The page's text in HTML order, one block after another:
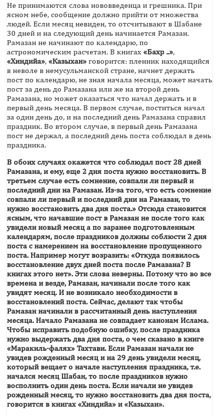
Не принимаются слова нововведенца и грешника. При
ясном небе, сообщение должно прийти от множества
людей. Если месяц невиден, то отсчитывают в Шабане
30 дней и на следующий день начинается Рамазан.
Рамазан не начинают по календарю, по
астрономическим расчетам. В книгах «Бахр ..»,
«Хиндийа», «Казыхан» говорится: пленник находящийся
в неволе в немусульманской стране, начнет держать
пост по календарю, не зная начала месяца, может начать
пост за день до Рамазана или же на второй день
Рамазана, но может оказаться что начал держать и в
первый день месяца. В первом случае, поститься начал
за один день до, и на последний день Рамазана справил
праздник. Во втором случае, в первый день Рамазана
пост не держал, а последний день поста соблюдал в день
праздника.
В обоих случаях окажется что соблюдал пост 28 дней
Рамазана, и ему, еще 2 дня поста нужно восстановить. В
третьем случае есть сомнение, совпали ли первый и
последний дни на Рамазан. Из-за того, что есть сомнение
совпали ли первый и последний дни на Рамазан, то
нужно восстановить два дня поста.» Отсюда становится
ясным, что начавшие пост в Рамазан не после того как
увидели новый месяц а по заранее подготовленным
календарям, после праздников должны соблюсти 2 дня
поста с намерением на восстановление пропущенного
поста. Например могут возразить: «Откуда появилось
восстановление двух дней поста после Рамазана? В
книгах этого нет». Эти слова неверны. Потому что во все
времена и везде, Рамазан, начинали после того как
увидят месяц. И не возникало необходимости в
восстановлений поста. Сейчас, делают так чтобы
Рамазан начинали в рассчитанный день наступления
месяца. Начало Рамазана не совпадает канонам Ислама.
Чтобы исправить подобную ошибку, после праздника
нужно выдержать два дня поста, о чем сказано в книге
«Маракиль-фалях» Тахтави. Если Рамазан начали не
увидев рожденный месяц и на 29 день увидели месяц,
который вещает о начале наступления праздника, т.е.
начался месяц Шабан, то после праздников нужно
восполнить один день поста. Если начали не увидев
рожденный месяц, то нужно восстановить два дня поста,
говорится в книгах«Хиндийа» и«Казыхан».